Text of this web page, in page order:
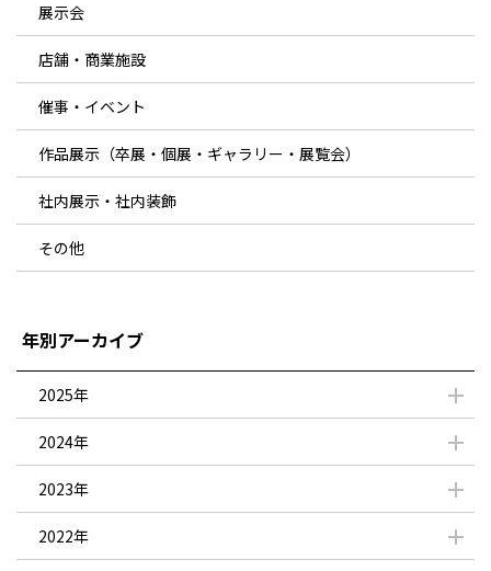
展示会
店舗・商業施設
催事・イベント
作品展示（卒展・個展・ギャラリー・展覧会）
社内展示・社内装飾
その他
年別アーカイブ
2025年
2024年
2023年
2022年